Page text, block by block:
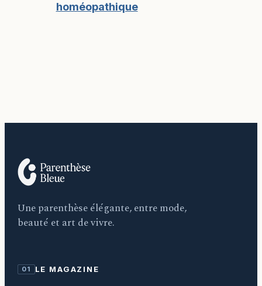
homéopathique
Une parenthèse élégante, entre mode,
beauté et art de vivre.
01 LE MAGAZINE